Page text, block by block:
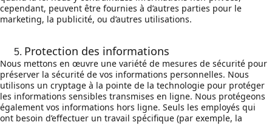
cependant, peuvent être fournies à d’autres parties pour le
marketing, la publicité, ou d’autres utilisations.
Protection des informations
Nous mettons en œuvre une variété de mesures de sécurité pour
préserver la sécurité de vos informations personnelles. Nous
utilisons un cryptage à la pointe de la technologie pour protéger
les informations sensibles transmises en ligne. Nous protégeons
également vos informations hors ligne. Seuls les employés qui
ont besoin d’effectuer un travail spécifique (par exemple, la